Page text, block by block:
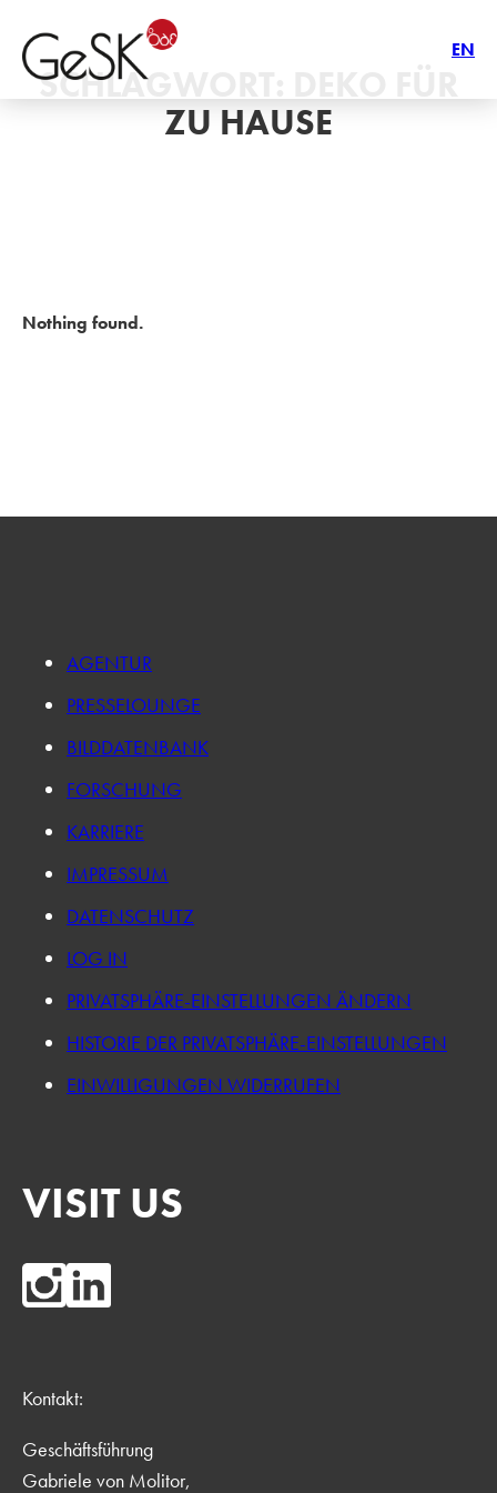
EN
SCHLAGWORT:
ZU HAUSE
Nothing found.
AGENTUR
PRESSELOUNGE
BILDDATENBANK
FORSCHUNG
KARRIERE
IMPRESSUM
DATENSCHUTZ
LOG IN
PRIVATSPHÄRE-EINSTELLUNGEN ÄNDERN
HISTORIE DER PRIVATSPHÄRE-EINSTELLUNGEN
EINWILLIGUNGEN WIDERRUFEN
VISIT US
Kontakt:
Geschäftsführung
Gabriele von Molitor,